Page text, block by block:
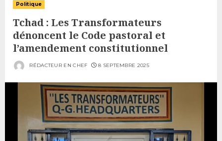
Politique
Tchad : Les Transformateurs
dénoncent le Code pastoral et
l’amendement constitutionnel
RÉDACTEUR EN CHEF 8 SEPTEMBRE 2025